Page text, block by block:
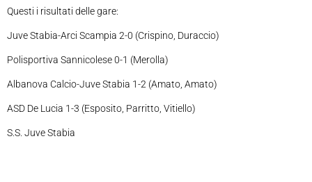
Questi i risultati delle gare:
Juve Stabia-Arci Scampia 2-0 (Crispino, Duraccio)
Polisportiva Sannicolese 0-1 (Merolla)
Albanova Calcio-Juve Stabia 1-2 (Amato, Amato)
ASD De Lucia 1-3 (Esposito, Parritto, Vitiello)
S.S. Juve Stabia